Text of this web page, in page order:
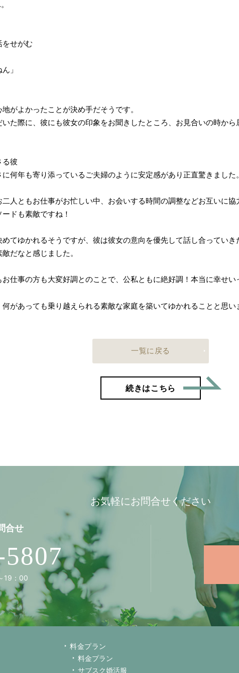
せがむ
」
がよかったことが決め手だそうです。
た際に、彼にも彼女の印象をお聞きしたところ、お見合いの時から
る彼
何年も寄り添っているご夫婦のように安定感があり正直驚きました。
人ともお仕事がお忙しい中、お会いする時間の調整などお互いに協
ドも素敵ですね！
てゆかれるそうですが、彼は彼女の意向を優先して話し合っていき
だなと感じました。
仕事の方も大変好調とのことで、公私ともに絶好調！本当に幸せい
があっても乗り越えられる素敵な家庭を築いてゆかれることと思い
一覧に戻る
続きはこちら
お気軽にお問合せください
合せ
19：00
料金プラン
料金プラン
サブスク婚活服